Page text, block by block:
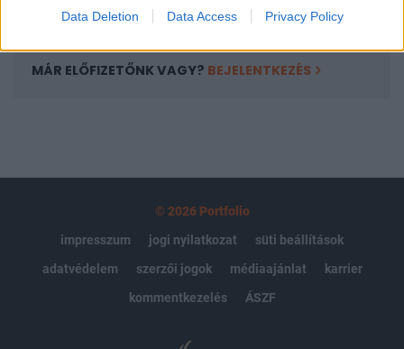
Data Deletion Data Access Privacy Policy
MÁR ELŐFIZETŐNK VAGY? BEJELENTKEZÉS
© 2026 Portfolio
impresszum
jogi nyilatkozat
süti beállítások
adatvédelem
szerzői jogok médiaajánlat
karrier
kommentkezelés
ÁSZF